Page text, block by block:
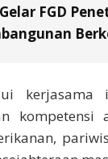
FGD
kompetensi